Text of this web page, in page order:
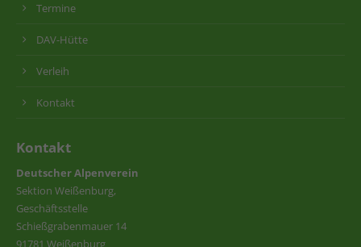
Termine
DAV-Hütte
Verleih
Kontakt
Kontakt
Deutscher Alpenverein
Sektion Weißenburg,
Geschäftsstelle
Schießgrabenmauer 14
91781 Weißenburg